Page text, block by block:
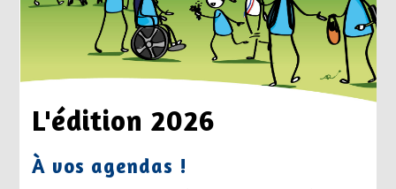
L'édition 2026
À vos agendas !